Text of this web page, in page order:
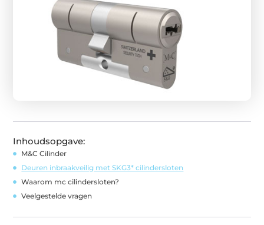
Inhoudsopgave:
M&C Cilinder
Deuren inbraakveilig met SKG3* cilindersloten
Waarom mc cilindersloten?
Veelgestelde vragen